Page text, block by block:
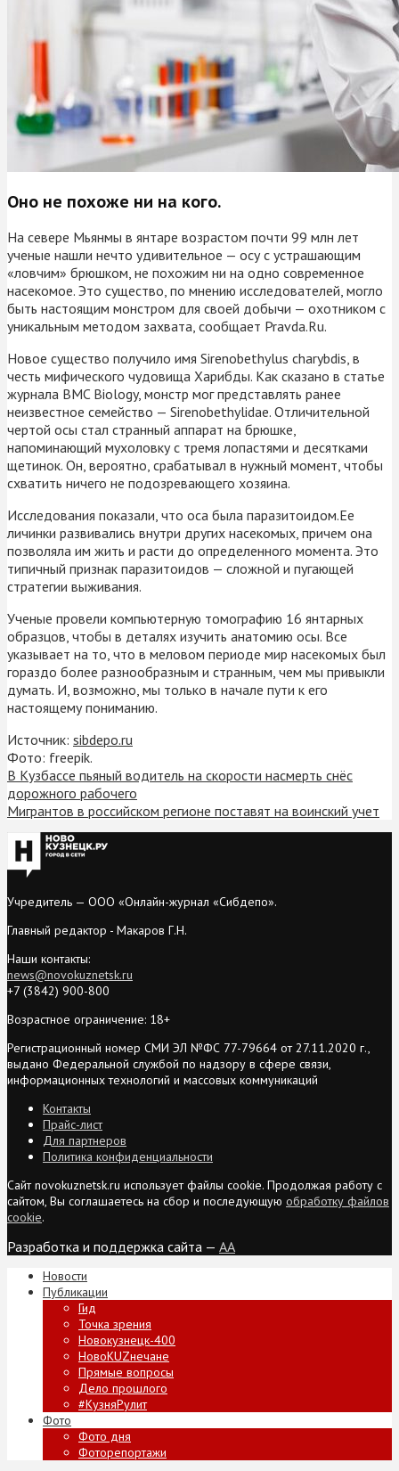
Оно не похоже ни на кого.
На севере Мьянмы в янтаре возрастом почти 99 млн лет
ученые нашли нечто удивительное — осу с устрашающим
«ловчим» брюшком, не похожим ни на одно современное
насекомое. Это существо, по мнению исследователей, могло
быть настоящим монстром для своей добычи — охотником с
уникальным методом захвата, сообщает Pravda.Ru.
Новое существо получило имя Sirenobethylus charybdis, в
честь мифического чудовища Харибды. Как сказано в статье
журнала BMC Biology, монстр мог представлять ранее
неизвестное семейство — Sirenobethylidae. Отличительной
чертой осы стал странный аппарат на брюшке,
напоминающий мухоловку с тремя лопастями и десятками
щетинок. Он, вероятно, срабатывал в нужный момент, чтобы
схватить ничего не подозревающего хозяина.
Исследования показали, что оса была паразитоидом.Ее
личинки развивались внутри других насекомых, причем она
позволяла им жить и расти до определенного момента. Это
типичный признак паразитоидов — сложной и пугающей
стратегии выживания.
Ученые провели компьютерную томографию 16 янтарных
образцов, чтобы в деталях изучить анатомию осы. Все
указывает на то, что в меловом периоде мир насекомых был
гораздо более разнообразным и странным, чем мы привыкли
думать. И, возможно, мы только в начале пути к его
настоящему пониманию.
Источник: sibdepo.ru
Фото: freepik.
В Кузбассе пьяный водитель на скорости насмерть снёс
дорожного рабочего
Мигрантов в российском регионе поставят на воинский учет
Учредитель — ООО «Онлайн-журнал «Сибдепо».
Главный редактор - Макаров Г.Н.
Наши контакты:
news@novokuznetsk.ru
+7 (3842) 900-800
Возрастное ограничение: 18+
Регистрационный номер СМИ ЭЛ №ФС 77-79664 от 27.11.2020 г.,
выдано Федеральной службой по надзору в сфере связи,
информационных технологий и массовых коммуникаций
Контакты
Прайс-лист
Для партнеров
Политика конфиденциальности
Сайт novokuznetsk.ru использует файлы cookie. Продолжая работу с
сайтом, Вы соглашаетесь на сбор и последующую обработку файлов
cookie.
Разработка и поддержка сайта — AA
Новости
Публикации
Гид
Точка зрения
Новокузнецк-400
НовоKUZнечане
Прямые вопросы
Дело прошлого
#КузняРулит
Фото
Фото дня
Фоторепортажи